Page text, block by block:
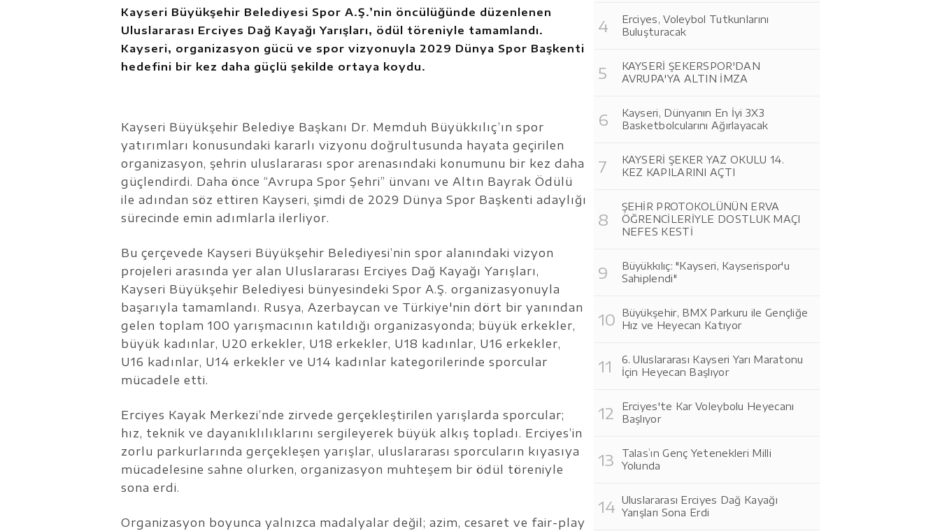
Kayseri Büyükşehir Belediyesi Spor A.Ş.’nin öncülüğünde düzenlenen
Uluslararası Erciyes Dağ Kayağı Yarışları, ödül töreniyle tamamlandı.
Kayseri, organizasyon gücü ve spor vizyonuyla 2029 Dünya Spor Başkenti
hedefini bir kez daha güçlü şekilde ortaya koydu.
Kayseri Büyükşehir Belediye Başkanı Dr. Memduh Büyükkılıç’ın spor
yatırımları konusundaki kararlı vizyonu doğrultusunda hayata geçirilen
organizasyon, şehrin uluslararası spor arenasındaki konumunu bir kez daha
güçlendirdi. Daha önce “Avrupa Spor Şehri” ünvanı ve Altın Bayrak Ödülü
ile adından söz ettiren Kayseri, şimdi de 2029 Dünya Spor Başkenti adaylığı
sürecinde emin adımlarla ilerliyor.
Bu çerçevede Kayseri Büyükşehir Belediyesi’nin spor alanındaki vizyon
projeleri arasında yer alan Uluslararası Erciyes Dağ Kayağı Yarışları,
Kayseri Büyükşehir Belediyesi bünyesindeki Spor A.Ş. organizasyonuyla
başarıyla tamamlandı. Rusya, Azerbaycan ve Türkiye'nin dört bir yanından
gelen toplam 100 yarışmacının katıldığı organizasyonda; büyük erkekler,
büyük kadınlar, U20 erkekler, U18 erkekler, U18 kadınlar, U16 erkekler,
U16 kadınlar, U14 erkekler ve U14 kadınlar kategorilerinde sporcular
mücadele etti.
Erciyes Kayak Merkezi’nde zirvede gerçekleştirilen yarışlarda sporcular;
hız, teknik ve dayanıklılıklarını sergileyerek büyük alkış topladı. Erciyes’in
zorlu parkurlarında gerçekleşen yarışlar, uluslararası sporcuların kıyasıya
mücadelesine sahne olurken, organizasyon muhteşem bir ödül töreniyle
sona erdi.
Organizasyon boyunca yalnızca madalyalar değil; azim, cesaret ve fair-play
Erciyes, Voleybol Tutkunlarını
Buluşturacak
KAYSERİ ŞEKERSPOR'DAN
AVRUPA'YA ALTIN İMZA
Kayseri, Dünyanın En İyi 3X3
Basketbolcularını Ağırlayacak
KAYSERİ ŞEKER YAZ OKULU 14.
KEZ KAPILARINI AÇTI
ŞEHİR PROTOKOLÜNÜN ERVA
ÖĞRENCİLERİYLE DOSTLUK MAÇI
NEFES KESTİ
Büyükkılıç: "Kayseri, Kayserispor'u
Sahiplendi"
Büyükşehir, BMX Parkuru ile Gençliğe
Hız ve Heyecan Katıyor
6. Uluslararası Kayseri Yarı Maratonu
İçin Heyecan Başlıyor
Erciyes'te Kar Voleybolu Heyecanı
Başlıyor
Talas’ın Genç Yetenekleri Milli
Yolunda
Uluslararası Erciyes Dağ Kayağı
Yarışları Sona Erdi